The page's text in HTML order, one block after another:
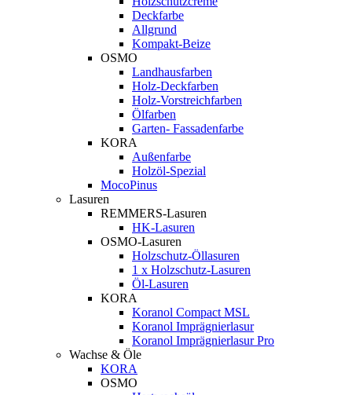
Deckfarbe
Allgrund
Kompakt-Beize
OSMO
Landhausfarben
Holz-Deckfarben
Holz-Vorstreichfarben
Ölfarben
Garten- Fassadenfarbe
KORA
Außenfarbe
Holzöl-Spezial
MocoPinus
Lasuren
REMMERS-Lasuren
HK-Lasuren
OSMO-Lasuren
Holzschutz-Öllasuren
1 x Holzschutz-Lasuren
Öl-Lasuren
KORA
Koranol Compact MSL
Koranol Imprägnierlasur
Koranol Imprägnierlasur Pro
Wachse & Öle
KORA
OSMO